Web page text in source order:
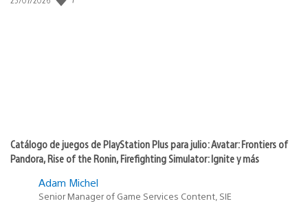
Catálogo de juegos de PlayStation Plus para julio: Avatar: Frontiers of
Pandora, Rise of the Ronin, Firefighting Simulator: Ignite y más
Adam Michel
Senior Manager of Game Services Content, SIE